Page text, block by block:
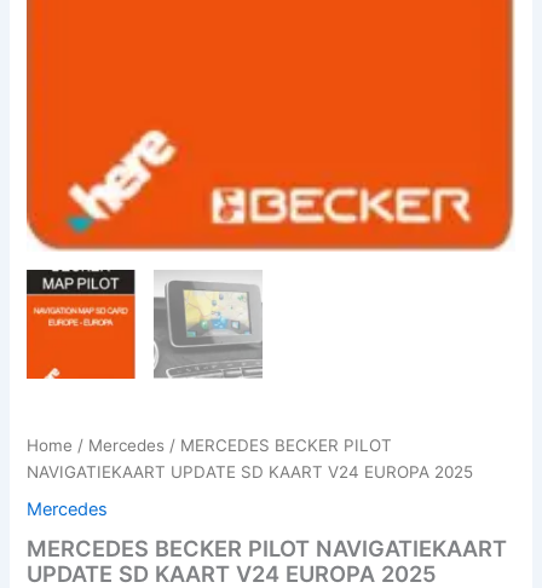
Home / Mercedes / MERCEDES BECKER PILOT
NAVIGATIEKAART UPDATE SD KAART V24 EUROPA 2025
Mercedes
MERCEDES BECKER PILOT NAVIGATIEKAART
UPDATE SD KAART V24 EUROPA 2025